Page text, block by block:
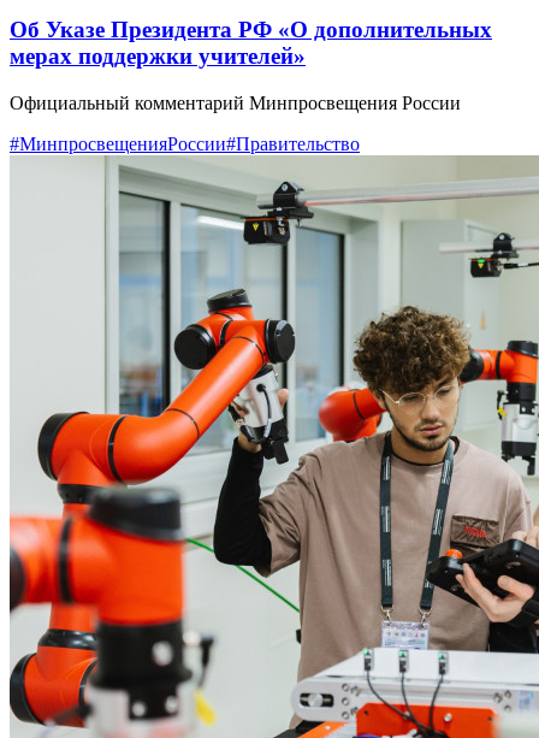
Об Указе Президента РФ «О дополнительных
мерах поддержки учителей»
Официальный комментарий Минпросвещения России
#МинпросвещенияРоссии#Правительство